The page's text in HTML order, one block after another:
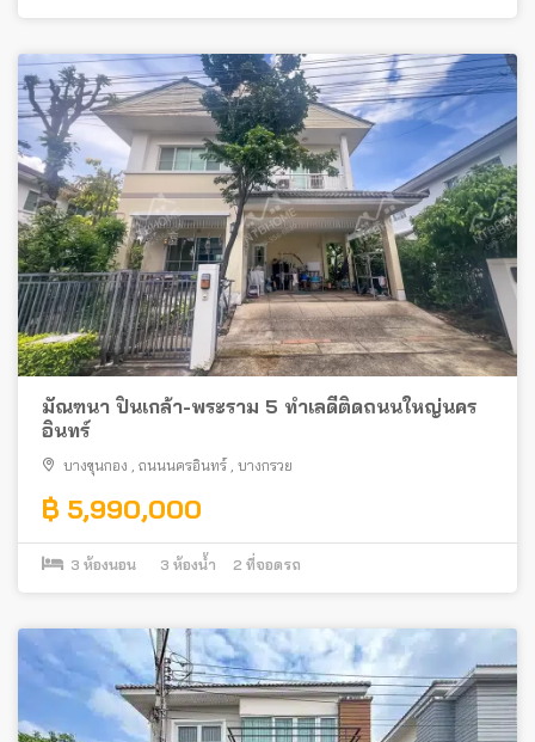
มัณฑนา ปิ่นเกล้า-พระราม 5 ทำเลดีติดถนนใหญ่นคร
อินทร์
บางขุนกอง ถนนนครอินทร์ บางกรวย
฿ 5,990,000
3 ห้องนอน 3 ห้องน้ำ 2 ที่จอดรถ